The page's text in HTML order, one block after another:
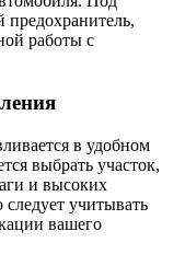
предохранитель,
работы с
в удобном
выбрать участок,
и высоких
следует учитывать
вашего